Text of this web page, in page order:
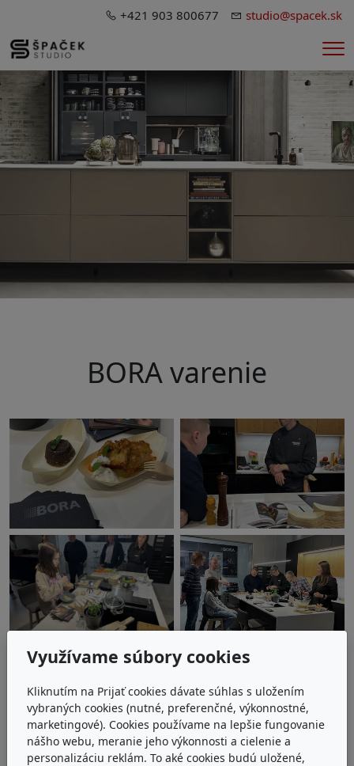
+421 903 800677 studio@spacek.sk
BORA varenie
Využívame súbory cookies
Kliknutím na Prijať cookies dávate súhlas s uložením
vybraných cookies (nutné, preferenčné, výkonnostné,
marketingové). Cookies používame na lepšie fungovanie
nášho webu, meranie jeho výkonnosti a cielenie a
personalizáciu reklám. To aké cookies budú uložené,